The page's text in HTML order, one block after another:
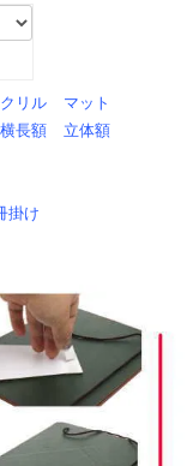
リル
マット
横長額 立体額
掛け